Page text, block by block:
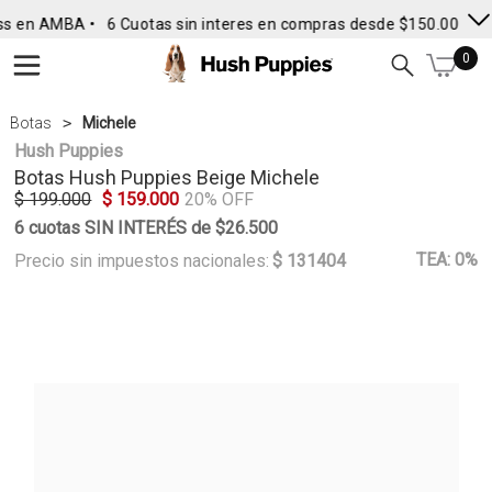
en AMBA • 6 Cuotas sin interes en compras desde $150.000 •
0
Botas Michele
Hush Puppies
Botas Hush Puppies Beige Michele
$ 199.000 $ 159.000 20% OFF
6 cuotas SIN INTERÉS de $26.500
Precio sin impuestos nacionales: $ 131404 TEA: 0%